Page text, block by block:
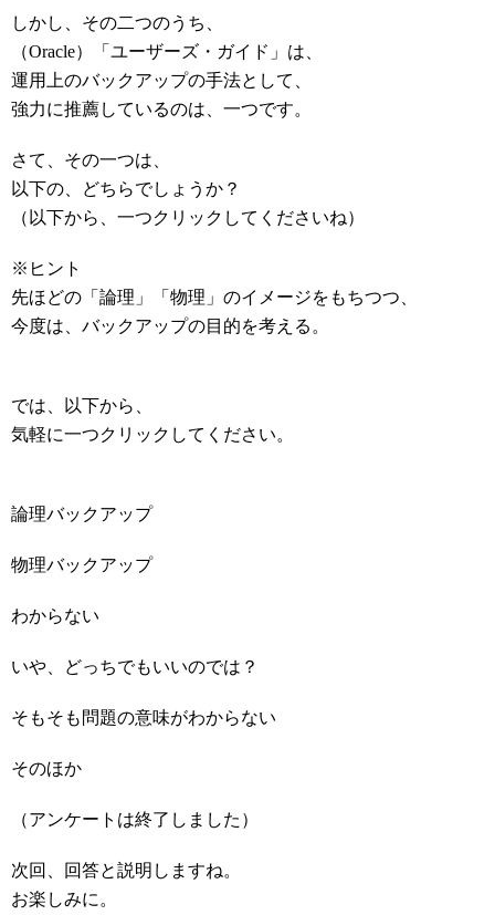
しかし、その二つのうち、
（Oracle）「ユーザーズ・ガイド」は、
運用上のバックアップの手法として、
強力に推薦しているのは、一つです。
さて、その一つは、
以下の、どちらでしょうか？
（以下から、一つクリックしてくださいね）
※ヒント
先ほどの「論理」「物理」のイメージをもちつつ、
今度は、バックアップの目的を考える。
では、以下から、
気軽に一つクリックしてください。
論理バックアップ
物理バックアップ
わからない
いや、どっちでもいいのでは？
そもそも問題の意味がわからない
そのほか
（アンケートは終了しました）
次回、回答と説明しますね。
お楽しみに。